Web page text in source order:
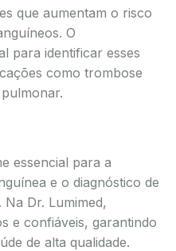
que aumentam o risco
O
para identificar esses
como trombose
essencial para a
e o diagnóstico de
Na Dr. Lumimed,
e confiáveis, garantindo
de alta qualidade.